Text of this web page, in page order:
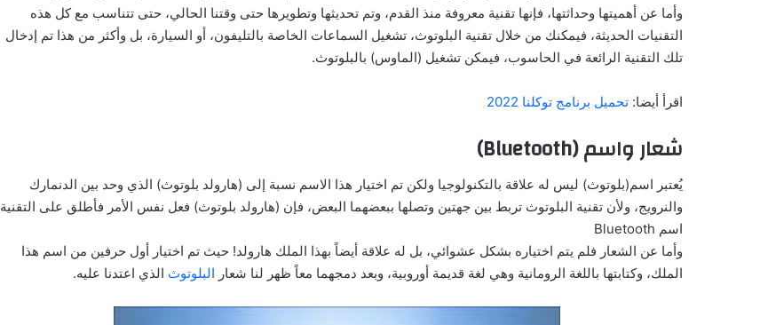
وأما عن أهميتها وحداثتها، فإنها تقنية معروفة منذ القدم، وتم تحديثها وتطويرها حتى وقتنا الحالي، حتى تتناسب مع كل هذه
التقنيات الحديثة، فيمكنك من خلال تقنية البلوتوث، تشغيل السماعات الخاصة بالتليفون، أو السيارة، بل وأكثر من هذا تم إدخال
تلك التقنية الرائعة في الحاسوب، فيمكن تشغيل (الماوس) بالبلوتوث.
اقرأ أيضا: تحميل برنامج توكلنا 2022
شعار واسم (Bluetooth)
يُعتبر اسم(بلوتوث) ليس له علاقة بالتكنولوجيا ولكن تم اختيار هذا الاسم نسبة إلى (هارولد بلوتوث) الذي وحد بين الدنمارك
والنرويج، ولأن تقنية البلوتوث تربط بين جهتين وتصلها ببعضهما البعض، فإن (هارولد بلوتوث) فعل نفس الأمر فأطلق على التقنية
اسم Bluetooth
وأما عن الشعار فلم يتم اختياره بشكل عشوائي، بل له علاقة أيضاً بهذا الملك هارولد! حيث تم اختيار أول حرفين من اسم هذا
الملك، وكتابتها باللغة الرومانية وهي لغة قديمة أوروبية، وبعد دمجهما معاً ظهر لنا شعار البلوتوث الذي اعتدنا عليه.